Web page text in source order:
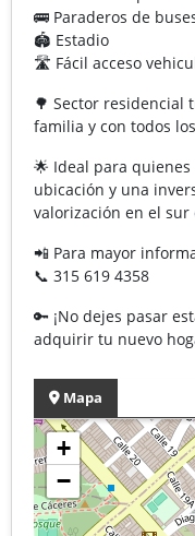
🚌 Paraderos de
🏟️ Estadio
🛣️ Fácil acceso
🌳 Sector
familia y con todos
🌟 Ideal para
ubicación y una
valorización en el sur
📲 Para mayor
📞 315 619 4358
🔑 ¡No dejes pasar
adquirir tu nuevo
Mapa
+
−